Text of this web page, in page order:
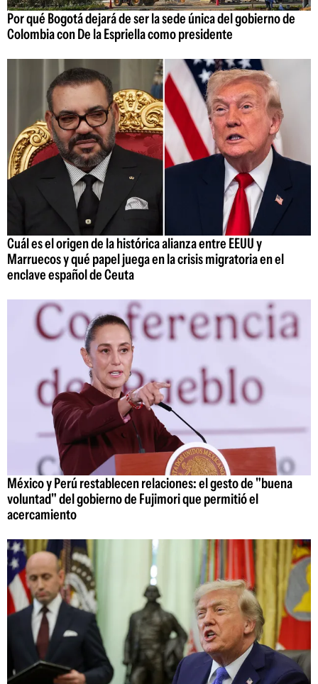
Por qué Bogotá dejará de ser la sede única del gobierno de
Colombia con De la Espriella como presidente
Cuál es el origen de la histórica alianza entre EEUU y
Marruecos y qué papel juega en la crisis migratoria en el
enclave español de Ceuta
México y Perú restablecen relaciones: el gesto de "buena
voluntad" del gobierno de Fujimori que permitió el
acercamiento